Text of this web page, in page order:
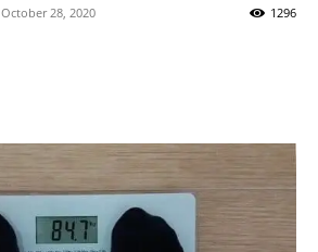
October 28, 2020 1296